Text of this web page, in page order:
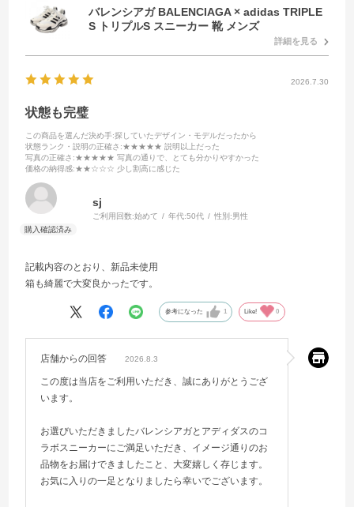
バレンシアガ BALENCIAGA × adidas TRIPLE
S トリプルS スニーカー 靴 メンズ
詳細を見る
2026.7.30
状態も完璧
この商品を選んだ決め手:探していたデザイン・モデルだったから
状態ランク・説明の正確さ :★★★★★ 説明以上だった
写真の正確さ :★★★★★ 写真の通りで、とても分かりやすかった
価格の納得感:★★☆☆☆ 少し割高に感じた
sj
ご利用回数:始めて 年代:50代 性別:男性
記載内容のとおり、新品未使用
箱も綺麗で大変良かったです。
参考になった 1 Like! 0
店舗からの回答 2026.8.3
この度は当店をご利用いただき、誠にありがとうござ
います。
お選びいただきましたバレンシアガとアディダスのコ
ラボスニーカーにご満足いただき、イメージ通りのお
品物をお届けできましたこと、大変嬉しく存じます。
お気に入りの一足となりましたら幸いでございます。